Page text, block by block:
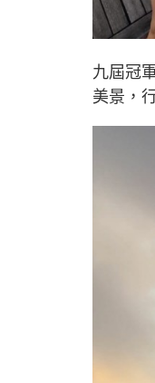
九屆冠
美景，